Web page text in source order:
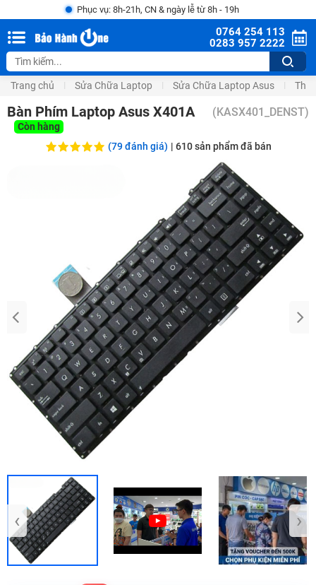
Phục vụ: 8h-21h, CN & ngày lễ từ 8h - 19h
0764 254 113
0283 957 2222
Trang chủ Sửa Chữa Laptop Sửa Chữa Laptop Asus
Bàn Phím Laptop Asus X401A (KASX401_DENST)
Còn hàng
(79 đánh giá) | 610sản phẩm đã bán
‹ ›